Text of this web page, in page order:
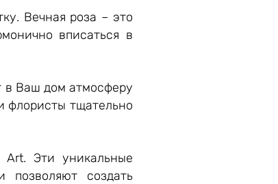
Вечная роза – это
вписаться в
в Ваш дом атмосферу
флористы тщательно
Эти уникальные
позволяют создать